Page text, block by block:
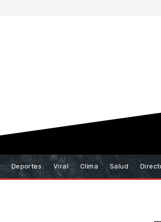
Deportes Viral Clima Salud